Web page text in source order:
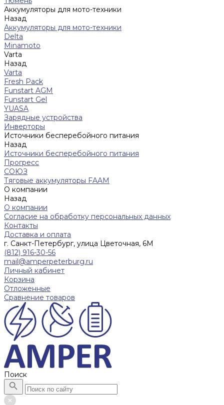
Аккумуляторы для мото-техники
Назад
Аккумуляторы для мото-техники
Delta
Minamoto
Varta
Назад
Varta
Fresh Pack
Funstart AGM
Funstart Gel
YUASA
Зарядные устройства
Инверторы
Источники бесперебойного питания
Назад
Источники бесперебойного питания
Прогресс
СОЮЗ
Тяговые аккумуляторы FAAM
О компании
Назад
О компании
Согласие на обработку персональных данных
Контакты
Доставка и оплата
г. Санкт-Петербург, улица Цветочная, 6М
(812) 916-30-56
mail@amperpeterburg.ru
Личный кабинет
Корзина
Отложенные
Сравнение товаров
Поиск